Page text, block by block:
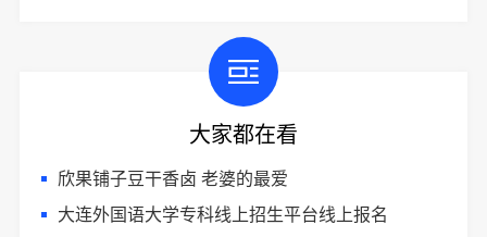
大家都在看
欣果铺子豆干香卤 老婆的最爱
大连外国语大学专科线上招生平台线上报名